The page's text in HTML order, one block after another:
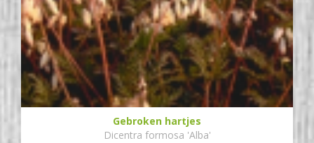
Gebroken hartjes
Dicentra formosa 'Alba'